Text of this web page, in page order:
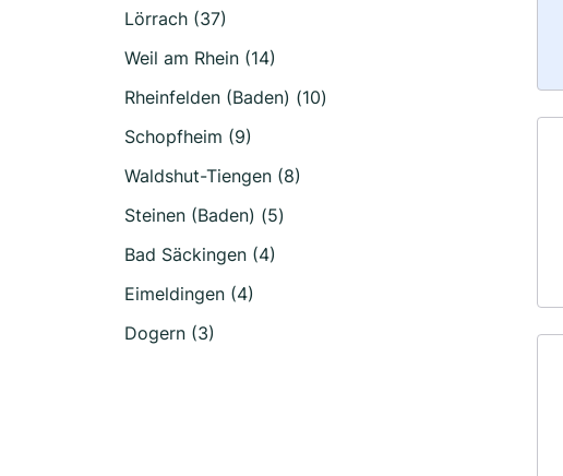
Lörrach (37)
Weil am Rhein (14)
Rheinfelden (Baden) (10)
Schopfheim (9)
Waldshut-Tiengen (8)
Steinen (Baden) (5)
Bad Säckingen (4)
Eimeldingen (4)
Dogern (3)